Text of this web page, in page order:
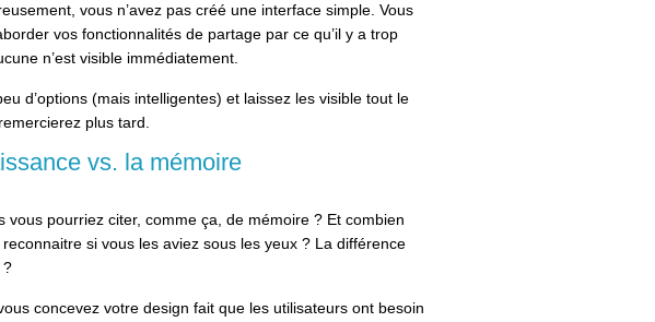
vous n’avez pas créé une interface simple. Vous
vos fonctionnalités de partage par ce qu’il y a trop
n’est visible immédiatement.
d’options (mais intelligentes) et laissez les visible tout le
plus tard.
vs. la mémoire
vous pourriez citer, comme ça, de mémoire ? Et combien
si vous les aviez sous les yeux ? La différence
?
concevez votre design fait que les utilisateurs ont besoin